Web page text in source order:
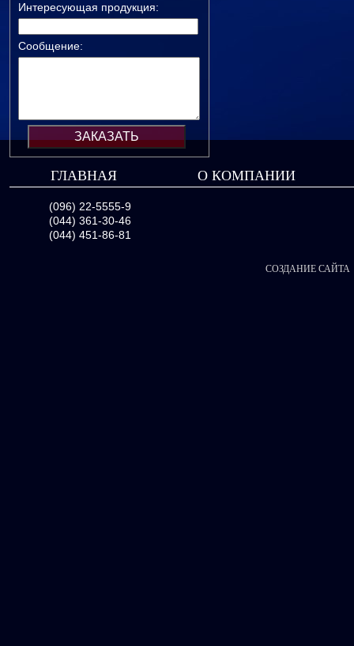
Интересующая продукция:
Сообщение:
ГЛАВНАЯ О КОМПАНИИ
(096) 22-5555-9
(044) 361-30-46
(044) 451-86-81
СОЗДАНИЕ САЙТА